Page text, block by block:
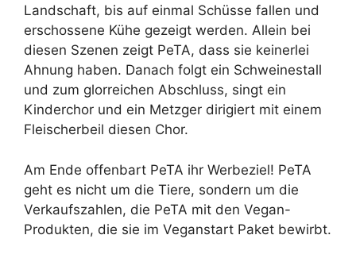
Landschaft, bis auf einmal Schüsse fallen und
erschossene Kühe gezeigt werden. Allein bei
diesen Szenen zeigt PeTA, dass sie keinerlei
Ahnung haben. Danach folgt ein Schweinestall
und zum glorreichen Abschluss, singt ein
Kinderchor und ein Metzger dirigiert mit einem
Fleischerbeil diesen Chor.
Am Ende offenbart PeTA ihr Werbeziel! PeTA
geht es nicht um die Tiere, sondern um die
Verkaufszahlen, die PeTA mit den Vegan-
Produkten, die sie im Veganstart Paket bewirbt.